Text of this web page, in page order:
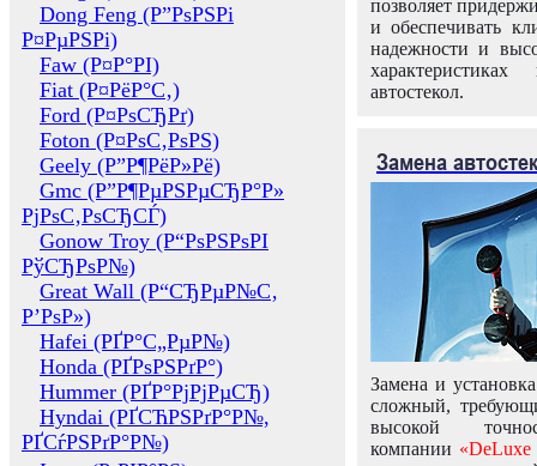
Dong Feng (Р”РѕРЅРі
Р¤РµРЅРі)
Faw (Р¤Р°РІ)
Fiat (Р¤РёР°С‚)
Ford (Р¤РѕСЂРґ)
Foton (Р¤РѕС‚РѕРЅ)
Geely (Р”Р¶РёР»Рё)
Gmc (Р”Р¶РµРЅРµСЂР°Р»
РјРѕС‚РѕСЂСЃ)
Gonow Troy (Р“РѕРЅРѕРІ
РўСЂРѕР№)
Great Wall (Р“СЂРµР№С‚
Р’РѕР»)
Hafei (РҐР°С„РµР№)
Honda (РҐРѕРЅРґР°)
Hummer (РҐР°РјРјРµСЂ)
Hyndai (РҐСЋРЅРґР°Р№,
РҐСѓРЅРґР°Р№)
позволяет
и обеспечивать
надежности и
автостекол.
Замена
Замена и
сложный,
высокой
компании «DeLuxe